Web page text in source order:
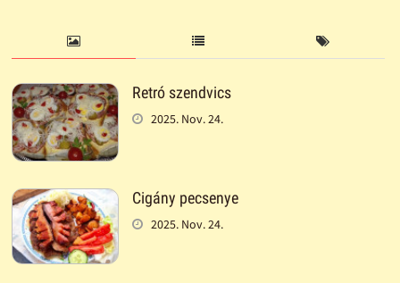
Retró szendvics
2025. Nov. 24.
Cigány pecsenye
2025. Nov. 24.